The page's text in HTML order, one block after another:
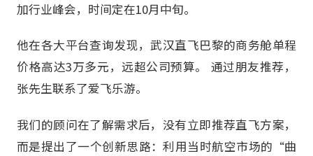
加行业峰会，时间定在10月中旬。
他在各大平台查询发现，武汉直飞巴黎的商务舱单程
价格高达3万多元，远超公司预算。 通过朋友推荐，
张先生联系了爱飞乐游。
我们的顾问在了解需求后，没有立即推荐直飞方案，
而是提出了一个创新思路：利用当时航空市场的“曲